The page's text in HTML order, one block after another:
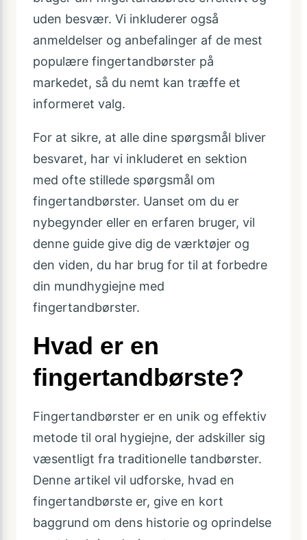
uden besvær. Vi inkluderer også
anmeldelser og anbefalinger af de mest
populære fingertandbørster på
markedet, så du nemt kan træffe et
informeret valg.
For at sikre, at alle dine spørgsmål bliver
besvaret, har vi inkluderet en sektion
med ofte stillede spørgsmål om
fingertandbørster. Uanset om du er
nybegynder eller en erfaren bruger, vil
denne guide give dig de værktøjer og
den viden, du har brug for til at forbedre
din mundhygiejne med
fingertandbørster.
Hvad er en
fingertandbørste?
Fingertandbørster er en unik og effektiv
metode til oral hygiejne, der adskiller sig
væsentligt fra traditionelle tandbørster.
Denne artikel vil udforske, hvad en
fingertandbørste er, give en kort
baggrund om dens historie og oprindelse